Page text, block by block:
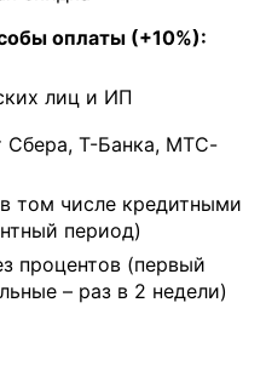
оплаты (+10%):
лиц и ИП
Сбера, Т-Банка, МТС-
том числе кредитными
период)
процентов (первый
– раз в 2 недели)